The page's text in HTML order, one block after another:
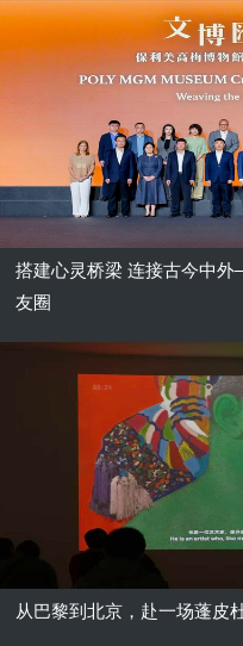
搭建心灵桥梁 连接古今中
友圈
从巴黎到北京，赴一场蓬皮